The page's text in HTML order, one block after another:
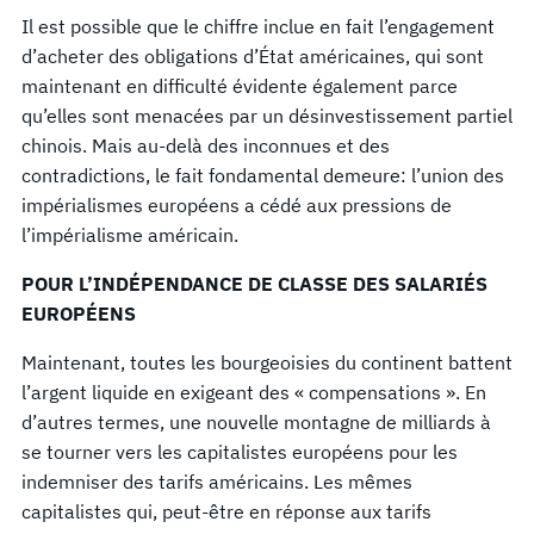
Il est possible que le chiffre inclue en fait l’engagement
d’acheter des obligations d’État américaines, qui sont
maintenant en difficulté évidente également parce
qu’elles sont menacées par un désinvestissement partiel
chinois. Mais au-delà des inconnues et des
contradictions, le fait fondamental demeure: l’union des
impérialismes européens a cédé aux pressions de
l’impérialisme américain.
POUR L’INDÉPENDANCE DE CLASSE DES SALARIÉS
EUROPÉENS
Maintenant, toutes les bourgeoisies du continent battent
l’argent liquide en exigeant des « compensations ». En
d’autres termes, une nouvelle montagne de milliards à
se tourner vers les capitalistes européens pour les
indemniser des tarifs américains. Les mêmes
capitalistes qui, peut-être en réponse aux tarifs